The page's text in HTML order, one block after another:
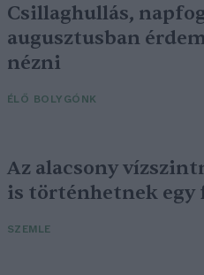
Csillaghullás,
augusztusban
nézni
ÉLŐ BOLYGÓNK
Az alacsony
is történhetnek egy
SZEMLE